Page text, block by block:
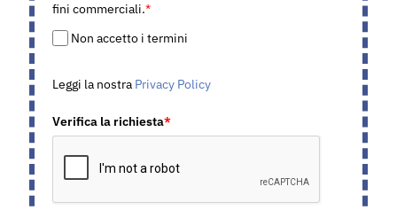
fini commerciali.*
Non accetto i termini
Leggi la nostra Privacy Policy
Verifica la richiesta*